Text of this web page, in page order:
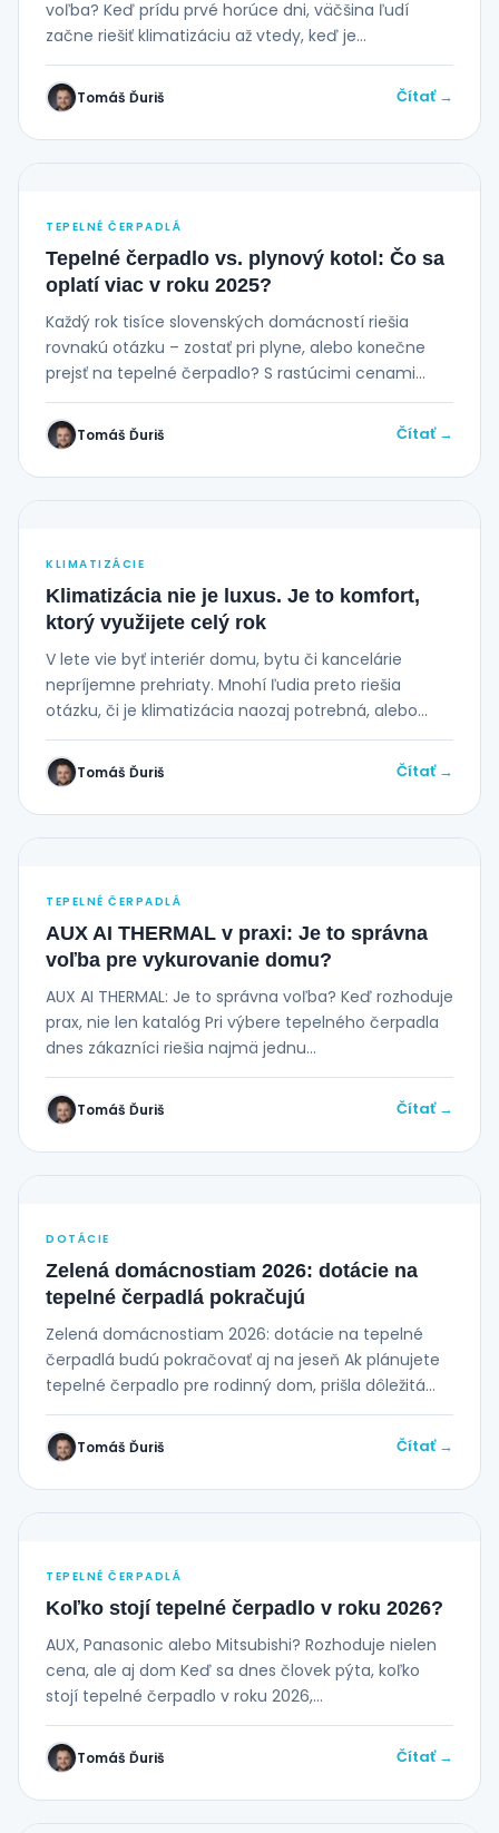
voľba? Keď prídu prvé horúce dni, väčšina ľudí
začne riešiť klimatizáciu až vtedy, keď je...
Tomáš Ďuriš Čítať →
TEPELNÉ ČERPADLÁ
Tepelné čerpadlo vs. plynový kotol: Čo sa
oplatí viac v roku 2025?
Každý rok tisíce slovenských domácností riešia
rovnakú otázku – zostať pri plyne, alebo konečne
prejsť na tepelné čerpadlo? S rastúcimi cenami
energií...
Tomáš Ďuriš Čítať →
KLIMATIZÁCIE
Klimatizácia nie je luxus. Je to komfort,
ktorý využijete celý rok
V lete vie byť interiér domu, bytu či kancelárie
nepríjemne prehriaty. Mnohí ľudia preto riešia
otázku, či je klimatizácia naozaj potrebná, alebo...
Tomáš Ďuriš Čítať →
TEPELNÉ ČERPADLÁ
AUX AI THERMAL v praxi: Je to správna
voľba pre vykurovanie domu?
AUX AI THERMAL: Je to správna voľba? Keď rozhoduje
prax, nie len katalóg Pri výbere tepelného čerpadla
dnes zákazníci riešia najmä jednu...
Tomáš Ďuriš Čítať →
DOTÁCIE
Zelená domácnostiam 2026: dotácie na
tepelné čerpadlá pokračujú
Zelená domácnostiam 2026: dotácie na tepelné
čerpadlá budú pokračovať aj na jeseň Ak plánujete
tepelné čerpadlo pre rodinný dom, prišla dôležitá
správa....
Tomáš Ďuriš Čítať →
TEPELNÉ ČERPADLÁ
Koľko stojí tepelné čerpadlo v roku 2026?
AUX, Panasonic alebo Mitsubishi? Rozhoduje nielen
cena, ale aj dom Keď sa dnes človek pýta, koľko
stojí tepelné čerpadlo v roku 2026,...
Tomáš Ďuriš Čítať →